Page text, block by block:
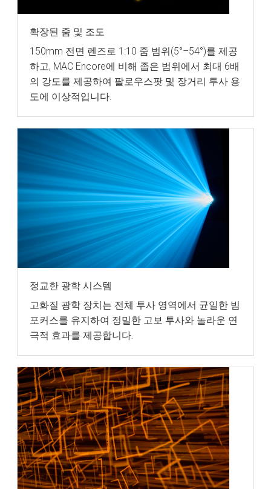
확장된 줌 및 조도
150mm 전면 렌즈로 1:10 줌 범위(5°–54°)를 제공
하고, MAC Encore에 비해 좁은 범위에서 최대 6배
의 강도를 제공하여 팔로우스팟 및 장거리 투사 용
도에 이상적입니다.
정교한 광학 시스템
고화질 광학 장치는 전체 투사 영역에서 균일한 빔
포커스를 유지하여 정밀한 고보 투사와 놀라운 연
극적 효과를 제공합니다.